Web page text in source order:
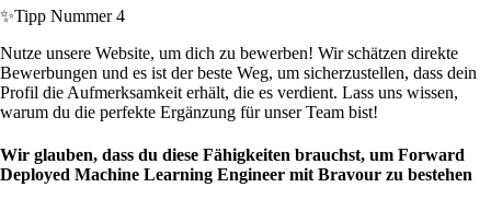
✨Tipp Nummer 4
Nutze unsere Website, um dich zu bewerben! Wir schätzen direkte
Bewerbungen und es ist der beste Weg, um sicherzustellen, dass dein
Profil die Aufmerksamkeit erhält, die es verdient. Lass uns wissen,
warum du die perfekte Ergänzung für unser Team bist!
Wir glauben, dass du diese Fähigkeiten brauchst, um Forward
Deployed Machine Learning Engineer mit Bravour zu bestehen